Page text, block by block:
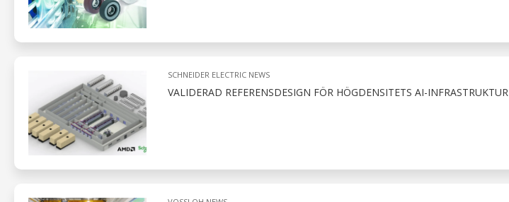
SCHNEIDER ELECTRIC NEWS
VALIDERAD REFERENSDESIGN FÖR HÖGDENSITETS AI-INFRASTRUKTUR